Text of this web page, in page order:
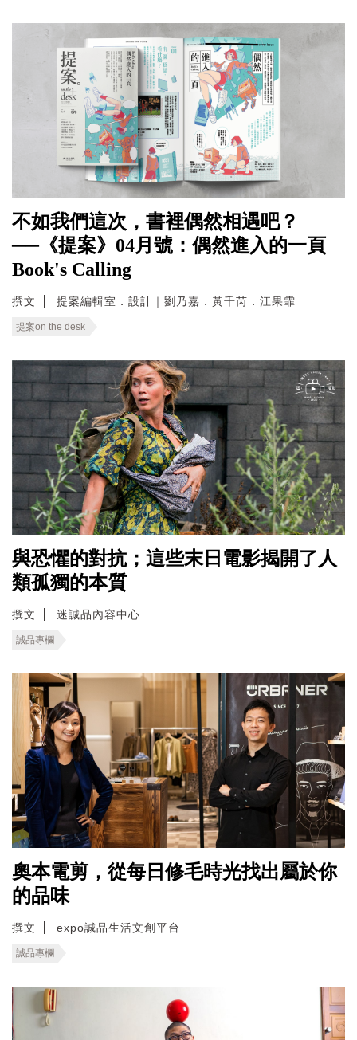
不如我們這次，書裡偶然相遇吧？
──《提案》04月號：偶然進入的一頁
Book's Calling
撰文 提案編輯室．設計｜劉乃嘉．黃千芮．江果霏
提案on the desk
與恐懼的對抗；這些末日電影揭開了人
類孤獨的本質
撰文 迷誠品內容中心
誠品專欄
奧本電剪，從每日修毛時光找出屬於你
的品味
撰文 expo誠品生活文創平台
誠品專欄